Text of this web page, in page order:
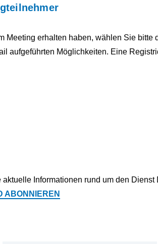
Meeting erhalten haben, wählen Sie bitte
aufgeführten Möglichkeiten. Eine
aktuelle Informationen rund um den
ABONNIEREN